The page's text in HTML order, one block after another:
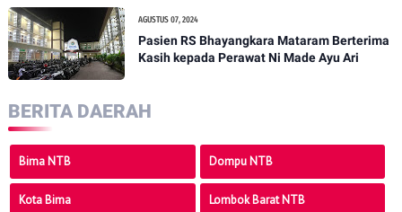
AGUSTUS 07, 2024
Pasien RS Bhayangkara Mataram Berterima
Kasih kepada Perawat Ni Made Ayu Ari
BERITA DAERAH
Bima NTB Dompu NTB
Kota Bima Lombok Barat NTB